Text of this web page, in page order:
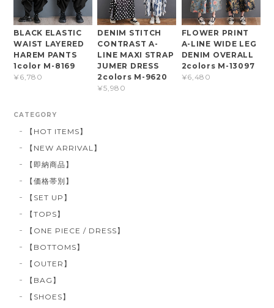
BLACK ELASTIC
WAIST LAYERED
HAREM PANTS
1color M-8169
¥6,780
DENIM STITCH
CONTRAST A-
LINE MAXI STRAP
JUMER DRESS
2colors M-9620
¥5,980
FLOWER PRINT
A-LINE WIDE LEG
DENIM OVERALL
2colors M-13097
¥6,480
CATEGORY
【HOT ITEMS】
【NEW ARRIVAL】
【即納商品】
【価格帯別】
【SET UP】
【TOPS】
【ONE PIECE / DRESS】
【BOTTOMS】
【OUTER】
【BAG】
【SHOES】